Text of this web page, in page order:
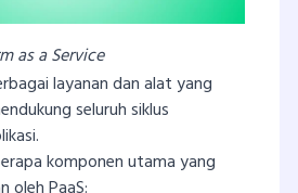
as a Service
layanan dan alat yang
seluruh siklus
komponen utama yang